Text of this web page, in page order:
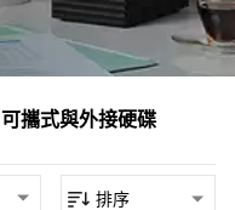
可攜式與外接硬碟
排序